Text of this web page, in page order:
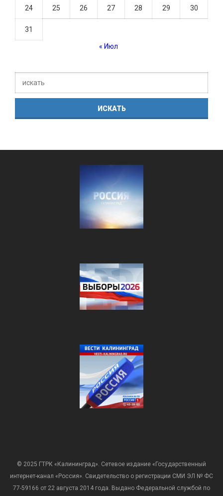
24 25 26 27 28 29 30
31
« Июл
© 2025 ГТРК «Калининград». Сетевое издание «Государственный
интернет-канал «Россия». Свидетельство о регистрации СМИ ЭЛ № ФС
77-59166 от 22 августа 2014 года. Выдано Федеральной службой по